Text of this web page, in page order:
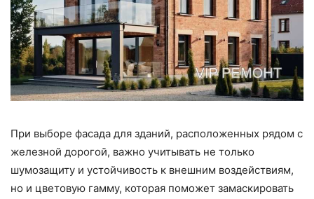
При выборе фасада для зданий, расположенных рядом с
железной дорогой, важно учитывать не только
шумозащиту и устойчивость к внешним воздействиям,
но и цветовую гамму, которая поможет замаскировать